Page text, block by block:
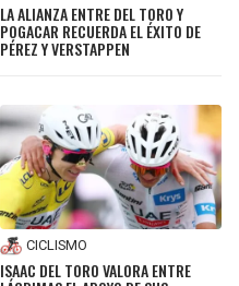
LA ALIANZA ENTRE DEL TORO Y
POGACAR RECUERDA EL ÉXITO DE
PÉREZ Y VERSTAPPEN
CICLISMO
ISAAC DEL TORO VALORA ENTRE